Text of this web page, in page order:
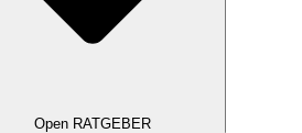
Open RATGEBER